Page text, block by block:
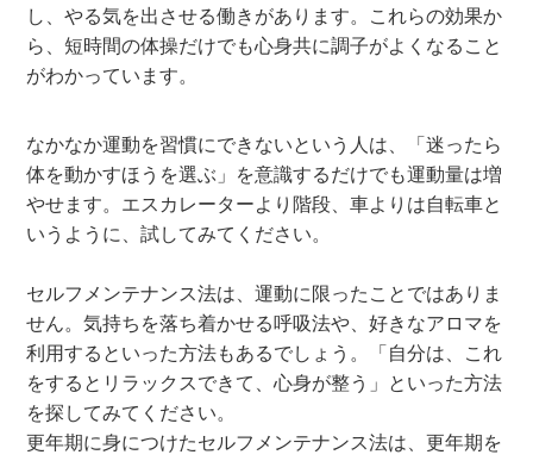
し、やる気を出させる働きがあります。これらの効果か
ら、短時間の体操だけでも心身共に調子がよくなること
がわかっています。
なかなか運動を習慣にできないという人は、「迷ったら
体を動かすほうを選ぶ」を意識するだけでも運動量は増
やせます。エスカレーターより階段、車よりは自転車と
いうように、試してみてください。
セルフメンテナンス法は、運動に限ったことではありま
せん。気持ちを落ち着かせる呼吸法や、好きなアロマを
利用するといった方法もあるでしょう。「自分は、これ
をするとリラックスできて、心身が整う」といった方法
を探してみてください。
更年期に身につけたセルフメンテナンス法は、更年期を